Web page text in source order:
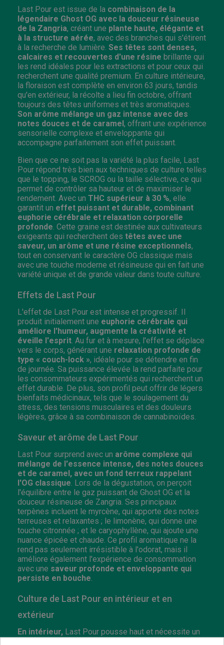
Last Pour est issue de la combinaison de la
légendaire Ghost OG avec la douceur résineuse
de la Zangria, créant une plante haute, élégante et
à la structure aérée, avec des branches qui s'étirent
à la recherche de lumière. Ses têtes sont denses,
calcaires et recouvertes d'une résine brillante qui
les rend idéales pour les extractions et pour ceux qui
recherchent une qualité premium. En culture intérieure,
la floraison est complète en environ 63 jours, tandis
qu'en extérieur, la récolte a lieu fin octobre, offrant
toujours des têtes uniformes et très aromatiques.
Son arôme mélange un gaz intense avec des
notes douces et de caramel, offrant une expérience
sensorielle complexe et enveloppante qui
accompagne parfaitement son effet puissant.
Bien que ce ne soit pas la variété la plus facile, Last
Pour répond très bien aux techniques de culture telles
que le topping, le SCROG ou la taille sélective, ce qui
permet de contrôler sa hauteur et de maximiser le
rendement. Avec un THC supérieur à 30 %, elle
garantit un effet puissant et durable, combinant
euphorie cérébrale et relaxation corporelle
profonde . Cette graine est destinée aux cultivateurs
exigeants qui recherchent des têtes avec une
saveur, un arôme et une résine exceptionnels,
tout en conservant le caractère OG classique mais
avec une touche moderne et résineuse qui en fait une
variété unique et de grande valeur dans toute culture.
Effets de Last Pour
L'effet de Last Pour est intense et progressif. Il
produit initialement une euphorie cérébrale qui
améliore l'humeur, augmente la créativité et
éveille l'esprit . Au fur et à mesure, l'effet se déplace
vers le corps, générant une relaxation profonde de
type « couch-lock », idéale pour se détendre en fin
de journée. Sa puissance élevée la rend parfaite pour
les consommateurs expérimentés qui recherchent un
effet durable. De plus, son profil peut offrir de légers
bienfaits médicinaux, tels que le soulagement du
stress, des tensions musculaires et des douleurs
légères, grâce à sa combinaison de cannabinoïdes.
Saveur et arôme de Last Pour
Last Pour surprend avec un arôme complexe qui
mélange de l'essence intense, des notes douces
et de caramel, avec un fond terreux rappelant
l'OG classique . Lors de la dégustation, on perçoit
l'équilibre entre le gaz puissant de Ghost OG et la
douceur résineuse de Zangria. Ses principaux
terpènes incluent le myrcène, qui apporte des notes
terreuses et relaxantes ; le limonène, qui donne une
touche citronnée ; et le caryophyllène, qui ajoute une
nuance épicée et chaude. Ce profil aromatique ne la
rend pas seulement irrésistible à l'odorat, mais il
améliore également l'expérience de consommation
avec une saveur profonde et enveloppante qui
persiste en bouche
Culture de Last Pour en intérieur et en
extérieur
En intérieur, Last Pour pousse haut et nécessite un